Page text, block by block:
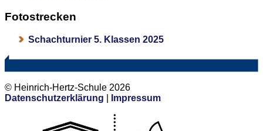
Fotostrecken
Schachturnier 5. Klassen 2025
© Heinrich-Hertz-Schule 2026
Datenschutzerklärung
Impressum